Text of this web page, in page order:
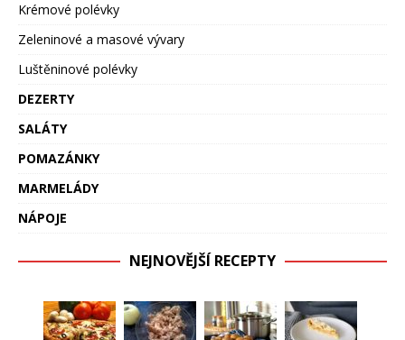
Krémové polévky
Zeleninové a masové vývary
Luštěninové polévky
DEZERTY
SALÁTY
POMAZÁNKY
MARMELÁDY
NÁPOJE
NEJNOVĚJŠÍ RECEPTY